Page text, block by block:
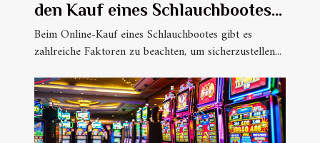
den Kauf eines Schlauchbootes
online
Beim Online-Kauf eines Schlauchbootes gibt es
zahlreiche Faktoren zu beachten, um sicherzustellen...